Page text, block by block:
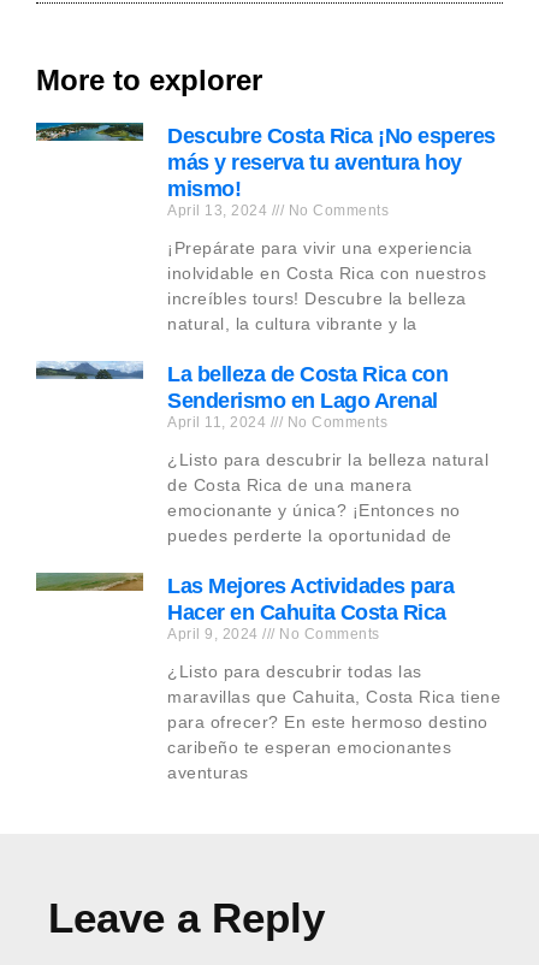
More to explorer
Descubre Costa Rica ¡No esperes
más y reserva tu aventura hoy
mismo!
April 13, 2024 No Comments
¡Prepárate para vivir una experiencia
inolvidable en Costa Rica con nuestros
increíbles tours! Descubre la belleza
natural, la cultura vibrante y la
La belleza de Costa Rica con
Senderismo en Lago Arenal
April 11, 2024 No Comments
¿Listo para descubrir la belleza natural
de Costa Rica de una manera
emocionante y única? ¡Entonces no
puedes perderte la oportunidad de
Las Mejores Actividades para
Hacer en Cahuita Costa Rica
April 9, 2024 No Comments
¿Listo para descubrir todas las
maravillas que Cahuita, Costa Rica tiene
para ofrecer? En este hermoso destino
caribeño te esperan emocionantes
aventuras
Leave a Reply